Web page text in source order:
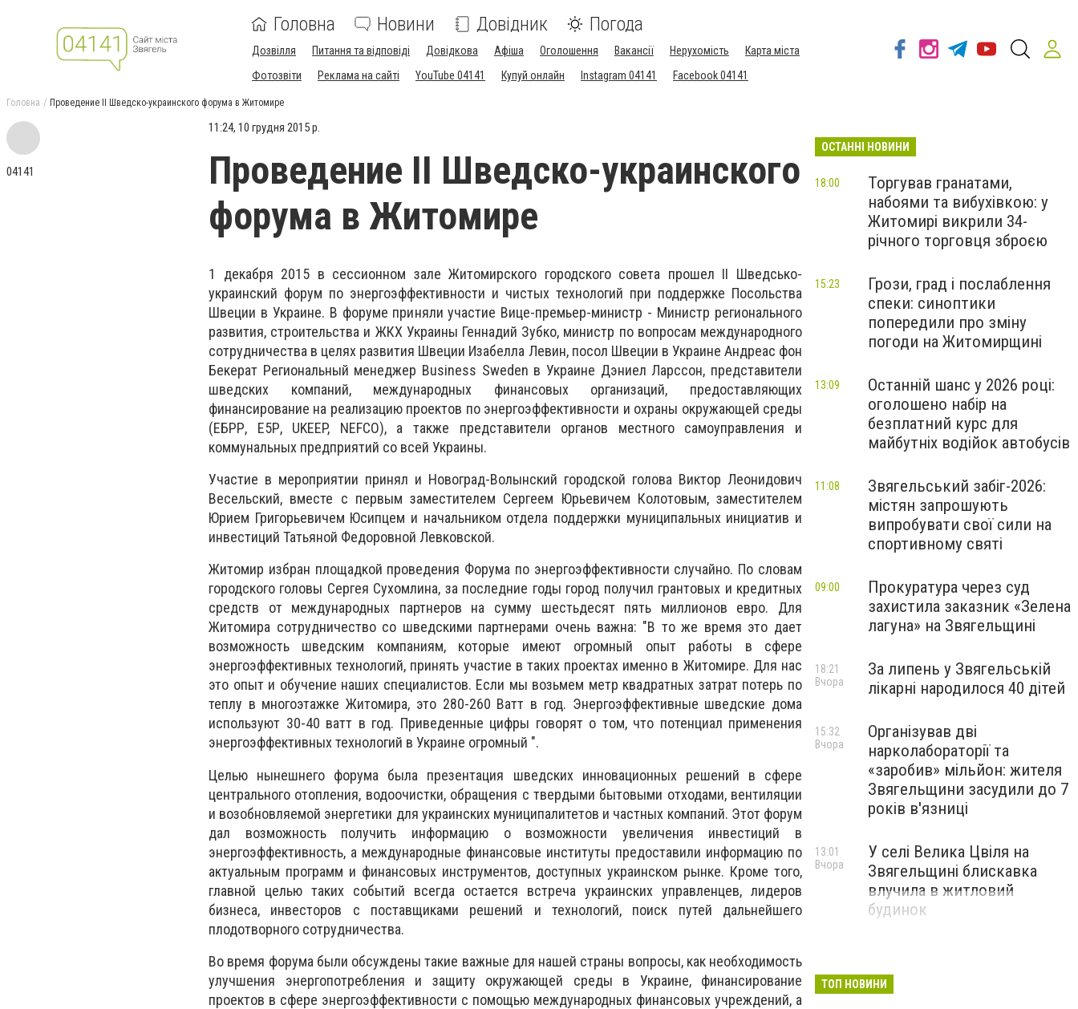
Головна Новини Довідник Погода
Дозвілля Питання та відповіді Довідкова Афіша Оголошення Вакансії Нерухомість
Карта міста
Фотозвіти
Реклама на сайті YouTube 04141 Купуй онлайн Instagram 04141 Facebook 04141
Головна Проведение ІІ Шведско-украинского форума в Житомире
04141
11:24, 10 грудня 2015 р.
Проведение ІІ Шведско-украинского
форума в Житомире
1 декабря 2015 в сессионном зале Житомирского городского совета прошел II Шведсько-
украинский форум по энергоэффективности и чистых технологий при поддержке Посольства
Швеции в Украине. В форуме приняли участие Вице-премьер-министр - Министр регионального
развития, строительства и ЖКХ Украины Геннадий Зубко, министр по вопросам международного
сотрудничества в целях развития Швеции Изабелла Левин, посол Швеции в Украине Андреас фон
Бекерат Региональный менеджер Business Sweden в Украине Дэниел Ларссон, представители
шведских компаний, международных финансовых организаций, предоставляющих
финансирование на реализацию проектов по энергоэффективности и охраны окружающей среды
(ЕБРР, Е5Р, UKEEP, NEFCO), а также представители органов местного самоуправления и
коммунальных предприятий со всей Украины.
Участие в мероприятии принял и Новоград-Волынский городской голова Виктор Леонидович
Весельский, вместе с первым заместителем Сергеем Юрьевичем Колотовым, заместителем
Юрием Григорьевичем Юсипцем и начальником отдела поддержки муниципальных инициатив и
инвестиций Татьяной Федоровной Левковской.
Житомир избран площадкой проведения Форума по энергоэффективности случайно. По словам
городского головы Сергея Сухомлина, за последние годы город получил грантовых и кредитных
средств от международных партнеров на сумму шестьдесят пять миллионов евро. Для
Житомира сотрудничество со шведскими партнерами очень важна: "В то же время это дает
возможность шведским компаниям, которые имеют огромный опыт работы в сфере
энергоэффективных технологий, принять участие в таких проектах именно в Житомире. Для нас
это опыт и обучение наших специалистов. Если мы возьмем метр квадратных затрат потерь по
теплу в многоэтажке Житомира, это 280-260 Ватт в год. Энергоэффективные шведские дома
используют 30-40 ватт в год. Приведенные цифры говорят о том, что потенциал применения
энергоэффективных технологий в Украине огромный ".
Целью нынешнего форума была презентация шведских инновационных решений в сфере
центрального отопления, водоочистки, обращения с твердыми бытовыми отходами, вентиляции
и возобновляемой энергетики для украинских муниципалитетов и частных компаний. Этот форум
дал возможность получить информацию о возможности увеличения инвестиций в
энергоэффективность, а международные финансовые институты предоставили информацию по
актуальным программ и финансовых инструментов, доступных украинском рынке. Кроме того,
главной целью таких событий всегда остается встреча украинских управленцев, лидеров
бизнеса, инвесторов с поставщиками решений и технологий, поиск путей дальнейшего
плодотворного сотрудничества.
Во время форума были обсуждены такие важные для нашей страны вопросы, как необходимость
улучшения энергопотребления и защиту окружающей среды в Украине, финансирование
проектов в сфере энергоэффективности с помощью международных финансовых учреждений, а
ОСТАННІ НОВИНИ
Торгував гранатами,
набоями та вибухівкою: у
Житомирі викрили 34-
річного торговця зброєю
18:00
Грози, град і послаблення
спеки: синоптики
попередили про зміну
погоди на Житомирщині
15:23
Останній шанс у 2026 році:
оголошено набір на
безплатний курс для
майбутніх водійок автобусів
13:09
Звягельський забіг-2026:
містян запрошують
випробувати свої сили на
спортивному святі
11:08
Прокуратура через суд
захистила заказник «Зелена
лагуна» на Звягельщині
09:00
За липень у Звягельській
лікарні народилося 40 дітей
18:21
Вчора
Організував дві
нарколабораторії та
«заробив» мільйон: жителя
Звягельщини засудили до 7
років в'язниці
15:32
Вчора
У селі Велика Цвіля на
Звягельщині блискавка
влучила в житловий
будинок
13:01
Вчора
ТОП НОВИНИ